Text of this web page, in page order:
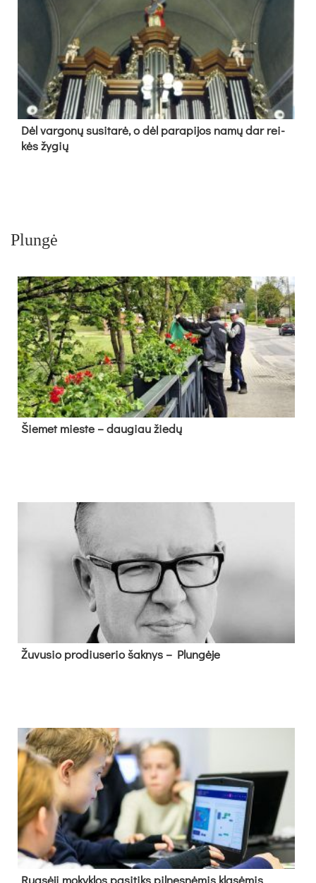
Dėl var­go­nų su­si­ta­rė, o dėl pa­ra­pi­jos na­mų dar rei­
kės žy­gių
Plungė
Šie­met mies­te – dau­giau žie­dų
Žu­vu­sio pro­diu­se­rio šak­nys – Plun­gė­je